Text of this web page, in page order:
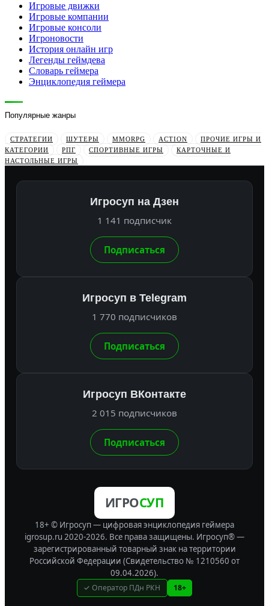
Игровые движки
Игровые компании
Игровые консоли
Игроновости
История онлайн игр
Легенды геймдева
Словарь геймера
Энциклопедия геймера
Популярные жанры
СТРАТЕГИИ ШУТЕРЫ MMORPG ACTION
ПРОЧИЕ ИГРЫ И
КАТЕГОРИИ
РПГ СПОРТИВНЫЕ ИГРЫ
КАРТОЧНЫЕ И
НАСТОЛЬНЫЕ ИГРЫ
Игросуп на Дзен
1 141 подписчик
Подписаться
Игросуп в Telegram
1 770 подписчиков
Подписаться
Игросуп ВКонтакте
2 015 подписчиков
Подписаться
ИГРОСУП
18+ © Игросуп — цифровая энциклопедия геймера
igrosup.ru 2020-2026. Все права защищены. Игросуп® —
зарегистрированный товарный знак на территории
Российской Федерации (Свидетельство № 1210560 от
09.04.2026).
✓ Оператор ПДн РКН 18+